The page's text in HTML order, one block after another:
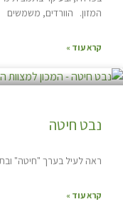
המזון. הוורדים, משמשים
קרא עוד »
נבט חיטה
ראה לעיל בערך "חיטה"
קרא עוד »